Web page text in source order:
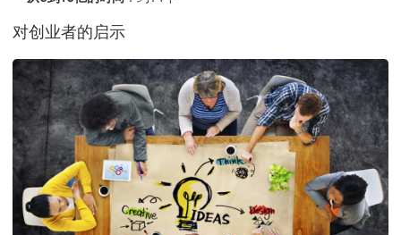
对创业者的启示